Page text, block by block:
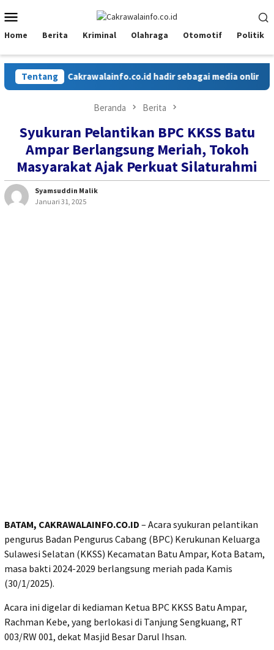
ke
kontenMobile
Home Berita Kriminal Olahraga Otomotif Politik
TentangCakrawalainfo.co.id hadir sebagai media online
Beranda Berita
Syukuran Pelantikan BPC KKSS Batu
Ampar Berlangsung Meriah, Tokoh
Masyarakat Ajak Perkuat Silaturahmi
Syamsuddin Malik
Januari 31, 2025
BATAM, CAKRAWALAINFO.CO.ID – Acara syukuran pelantikan
pengurus Badan Pengurus Cabang (BPC) Kerukunan Keluarga
Sulawesi Selatan (KKSS) Kecamatan Batu Ampar, Kota Batam,
masa bakti 2024-2029 berlangsung meriah pada Kamis
(30/1/2025).
Acara ini digelar di kediaman Ketua BPC KKSS Batu Ampar,
Rachman Kebe, yang berlokasi di Tanjung Sengkuang, RT
003/RW 001, dekat Masjid Besar Darul Ihsan.